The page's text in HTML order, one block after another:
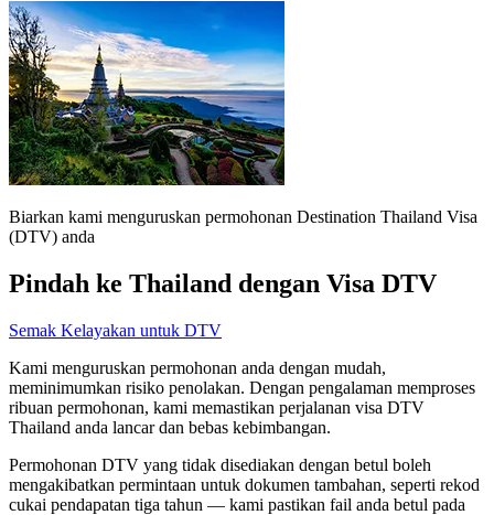
Biarkan kami menguruskan permohonan Destination Thailand Visa
(DTV) anda
Pindah ke Thailand dengan Visa DTV
Semak Kelayakan untuk DTV
Kami menguruskan permohonan anda dengan mudah,
meminimumkan risiko penolakan. Dengan pengalaman memproses
ribuan permohonan, kami memastikan perjalanan visa DTV
Thailand anda lancar dan bebas kebimbangan.
Permohonan DTV yang tidak disediakan dengan betul boleh
mengakibatkan permintaan untuk dokumen tambahan, seperti rekod
cukai pendapatan tiga tahun — kami pastikan fail anda betul pada